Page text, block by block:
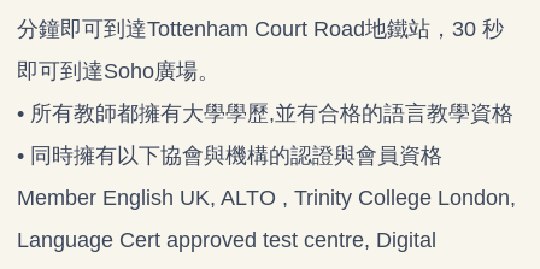
分鐘即可到達Tottenham Court Road地鐵站，30 秒
即可到達Soho廣場。
• 所有教師都擁有大學學歷,並有合格的語言教學資格
• 同時擁有以下協會與機構的認證與會員資格
Member English UK, ALTO , Trinity College London,
Language Cert approved test centre, Digital